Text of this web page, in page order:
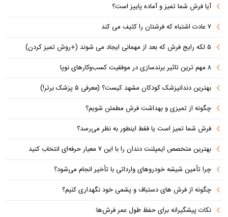
آیا فرش شما تمیز و آماده پاییز است؟
۷ عادت اشتباه که فرشتان را کثیف می کند
۵ لکه رایج فرش که بعد از مهمانی ایجاد می شوند (+روش تمیز کردن)
۸ مهم ترین تاثیر برندسازی در موفقیت کسب‌وکارهای نوپا
بهترین دندانپزشک کودکان مشهد کیست؟ (معرفی ۵ پزشک برتر!)
چگونه از تمیزی و بهداشت فرش مطمئن شویم؟
فرش شما تمیز است یا فقط اینطور به نظر می‌رسد؟
بهترین متخصص ایمپلنت دندان را با این ۷ معیار حرفه‌ای انتخاب کنید
چرا تأمین شیشه خودروهای وارداتی با تأخیر انجام می‌شود؟
چگونه از فرش های دستباف و پشمی خود نگهداری کنیم؟
نکات پیشگیرانه برای حفظ طول عمر فرش‌ها